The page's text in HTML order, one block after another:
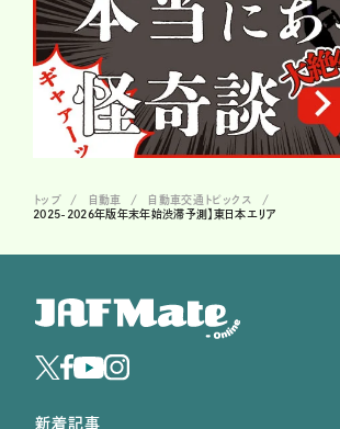
トップ 自動車
自動車交通トピックス
2025-2026年版年末年始渋滞予測】東日本エリア
新着記事